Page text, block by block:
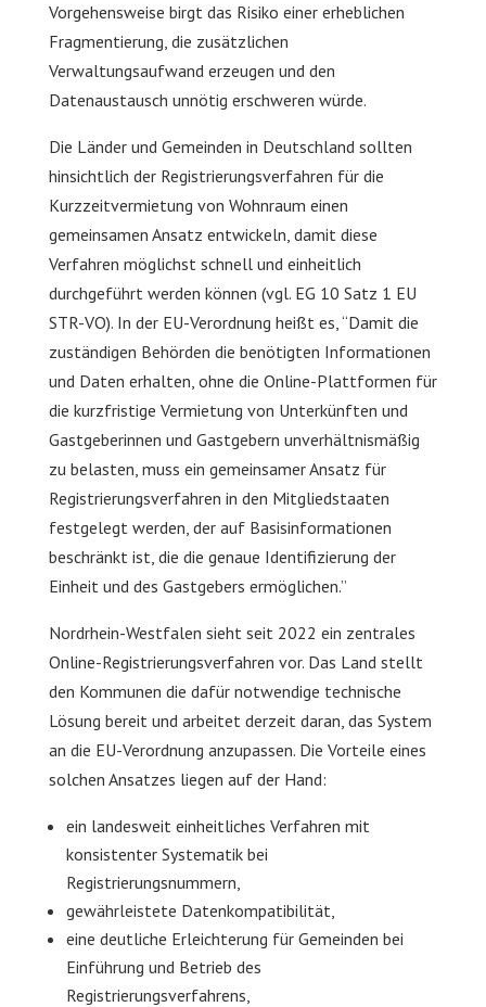
Vorgehensweise birgt das Risiko einer erheblichen
Fragmentierung, die zusätzlichen
Verwaltungsaufwand erzeugen und den
Datenaustausch unnötig erschweren würde.
Die Länder und Gemeinden in Deutschland sollten
hinsichtlich der Registrierungsverfahren für die
Kurzzeitvermietung von Wohnraum einen
gemeinsamen Ansatz entwickeln, damit diese
Verfahren möglichst schnell und einheitlich
durchgeführt werden können (vgl. EG 10 Satz 1 EU
STR-VO). In der EU-Verordnung heißt es, “Damit die
zuständigen Behörden die benötigten Informationen
und Daten erhalten, ohne die Online-Plattformen für
die kurzfristige Vermietung von Unterkünften und
Gastgeberinnen und Gastgebern unverhältnismäßig
zu belasten, muss ein gemeinsamer Ansatz für
Registrierungsverfahren in den Mitgliedstaaten
festgelegt werden, der auf Basisinformationen
beschränkt ist, die die genaue Identifizierung der
Einheit und des Gastgebers ermöglichen.”
Nordrhein-Westfalen sieht seit 2022 ein zentrales
Online-Registrierungsverfahren vor. Das Land stellt
den Kommunen die dafür notwendige technische
Lösung bereit und arbeitet derzeit daran, das System
an die EU-Verordnung anzupassen. Die Vorteile eines
solchen Ansatzes liegen auf der Hand:
ein landesweit einheitliches Verfahren mit
konsistenter Systematik bei
Registrierungsnummern,
gewährleistete Datenkompatibilität,
eine deutliche Erleichterung für Gemeinden bei
Einführung und Betrieb des
Registrierungsverfahrens,